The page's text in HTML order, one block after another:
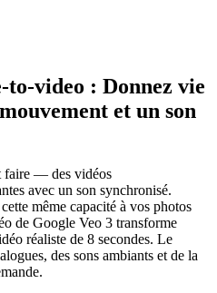
to-video : Donnez vie
et un son
faire — des vidéos
avec un son synchronisé.
même capacité à vos photos
de Google Veo 3 transforme
réaliste de 8 secondes. Le
des sons ambiants et de la